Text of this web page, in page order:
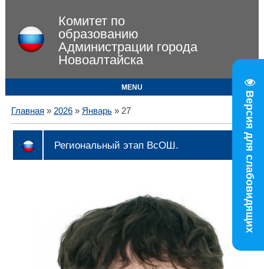
Версия для слабовидящих
Комитет по
образованию
Администрации города
Новоалтайска
MENU
Главная » 2026 » Январь » 27
Региональный этап ВсОШ.